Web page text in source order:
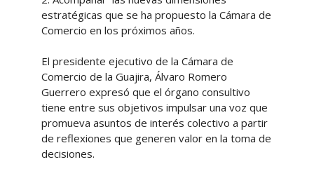
estratégicas que se ha propuesto la Cámara de
Comercio en los próximos años.
El presidente ejecutivo de la Cámara de
Comercio de la Guajira, Álvaro Romero
Guerrero expresó que el órgano consultivo
tiene entre sus objetivos impulsar una voz que
promueva asuntos de interés colectivo a partir
de reflexiones que generen valor en la toma de
decisiones.